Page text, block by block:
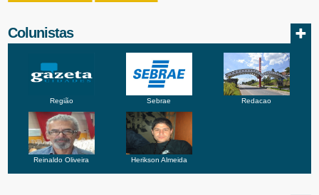
Colunistas
Região Sebrae Redacao
Reinaldo Oliveira Herikson Almeida